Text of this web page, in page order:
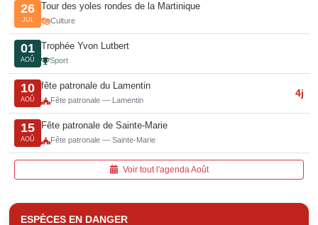
26
JUL
Tour des yoles rondes de la Martinique
Culture
01
AOÛ
Trophée Yvon Lutbert
Sport
10
AOÛ
fête patronale du Lamentin
Fête patronale — Lamentin
4j
15
AOÛ
Fête patronale de Sainte-Marie
Fête patronale — Sainte-Marie
Voir tout l'agenda Août
ESPÈCES EN DANGER